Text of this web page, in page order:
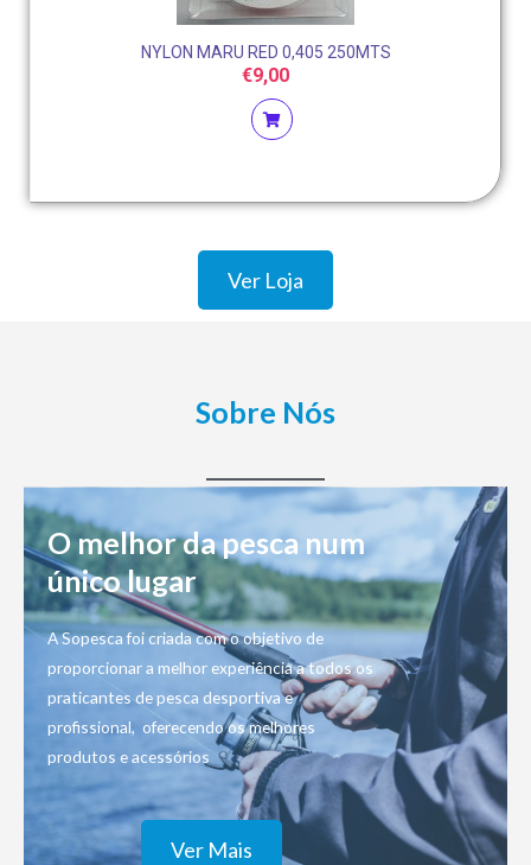
NYLON MARU RED 0,405 250MTS
€9,00
Ver Loja
Sobre Nós
O melhor da pesca num
único lugar
A Sopesca foi criada com o objetivo de
proporcionar a melhor experiência a todos os
praticantes de pesca desportiva e
profissional, oferecendo os melhores
produtos e acessórios
Ver Mais